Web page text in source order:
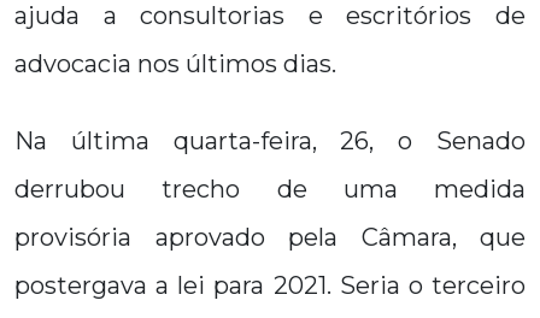
ajuda a consultorias e escritórios de
advocacia nos últimos dias.
Na última quarta-feira, 26, o Senado
derrubou trecho de uma medida
provisória aprovado pela Câmara, que
postergava a lei para 2021. Seria o terceiro